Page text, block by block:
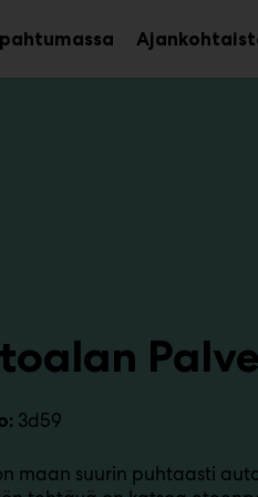
Avaa
alavalikko
3d59
maan suurin puhtaasti